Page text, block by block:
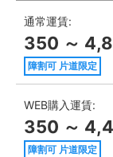
通常運賃:
350 ～
障割可 片道限定
WEB購入運賃:
350 ～
障割可 片道限定